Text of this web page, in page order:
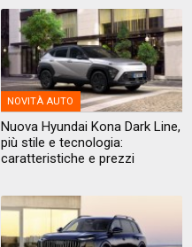
NOVITÀ AUTO
Nuova Hyundai Kona Dark Line,
più stile e tecnologia:
caratteristiche e prezzi